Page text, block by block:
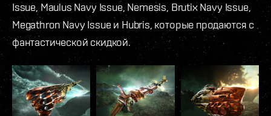
Issue, Maulus Navy Issue, Nemesis, Brutix Navy Issue,
Megathron Navy Issue и Hubris, которые продаются с
фантастической скидкой.